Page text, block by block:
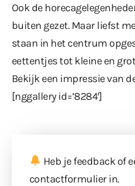
Ook de
buiten gezet. Maar liefst
staan in het centrum
eettentjes tot kleine en
Bekijk een impressie van
[nggallery id=’8284′]
Heb je feedback of
contactformulierin.